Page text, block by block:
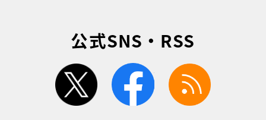
公式SNS・RSS
twitter facebook